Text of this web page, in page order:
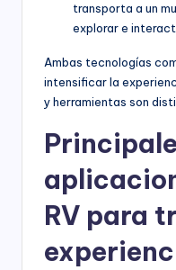
transporta a un
explorar e
Ambas tecnologías
intensificar la
y herramientas son
RV para